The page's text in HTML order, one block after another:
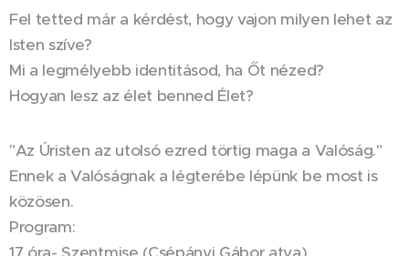
Fel tetted már a kérdést, hogy vajon milyen lehet az
Isten szíve?
Mi a legmélyebb identitásod, ha Őt nézed?
Hogyan lesz az élet benned Élet?
"Az Úristen az utolsó ezred törtig maga a Valóság."
Ennek a Valóságnak a légterébe lépünk be most is
közösen.
Program: